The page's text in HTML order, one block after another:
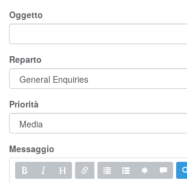
Oggetto
Reparto
Priorità
Messaggio